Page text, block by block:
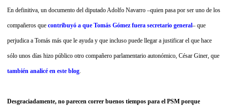
En definitiva, un documento del diputado Adolfo Navarro –quien pasa por ser uno de los
compañeros que contribuyó a que Tomás Gómez fuera secretario general– que
perjudica a Tomás más que le ayuda y que incluso puede llegar a justificar el que hace
sólo unos días hizo público otro compañero parlamentario autonómico, César Giner, que
también analicé en este blog
Desgraciadamente, no parecen correr buenos tiempos para el PSM porque